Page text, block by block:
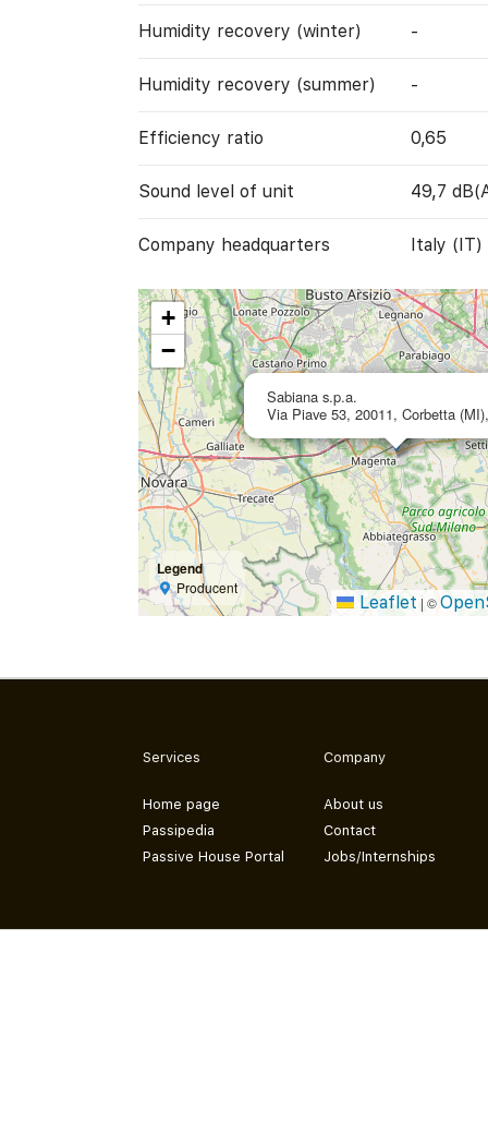
Humidity recovery (winter) -
Humidity recovery (summer) -
Efficiency ratio 0,65
Sound level of unit 49,7
Company headquarters Italy (IT)
Sabiana s.p.a.
Via Piave 53, 20011, Corbetta
+
−
Legend
Producent
Leaflet | ©
Services
Home page
Passipedia
Passive House Portal
Company
About us
Contact
Jobs/Internships